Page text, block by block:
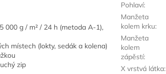
000 g / m² / 24 h (metoda A-1),
místech (lokty, sedák a kolena)
zip
Pohlaví:
Manžeta
kolem krku:
Manžeta
kolem
zápěstí:
X vrstvá látka: